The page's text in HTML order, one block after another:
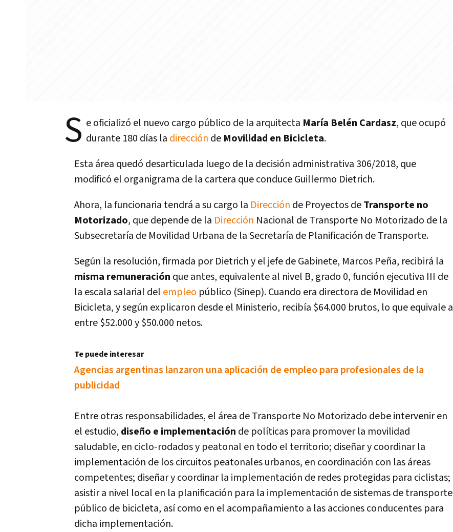
S e oficializó el nuevo cargo público de la arquitecta Marí­a Belén Cardasz, que ocupó
durante 180 dí­as la dirección de Movilidad en Bicicleta.
Esta área quedó desarticulada luego de la decisión administrativa 306/2018, que
modificó el organigrama de la cartera que conduce Guillermo Dietrich.
Ahora, la funcionaria tendrá a su cargo la Dirección de Proyectos deTransporte no
Motorizado, que depende de la Dirección Nacional de Transporte No Motorizado de la
Subsecretarí­a de Movilidad Urbana de la Secretarí­a de Planificación de Transporte.
Según la resolución, firmada por Dietrich y el jefe de Gabinete, Marcos Peña, recibirá la
misma remuneración que antes, equivalente al nivel B, grado 0, función ejecutiva III de
la escala salarial del empleo público (Sinep). Cuando era directora de Movilidad en
Bicicleta, y según explicaron desde el Ministerio, recibí­a $64.000 brutos, lo que equivale a
entre $52.000 y $50.000 netos.
Te puede interesar
Agencias argentinas lanzaron una aplicación de empleo para profesionales de la
publicidad
Entre otras responsabilidades, el área de Transporte No Motorizado debe intervenir en
el estudio, diseño e implementación de polí­ticas para promover la movilidad
saludable, en ciclo-rodados y peatonal en todo el territorio; diseñar y coordinar la
implementación de los circuitos peatonales urbanos, en coordinación con las áreas
competentes; diseñar y coordinar la implementación de redes protegidas para ciclistas;
asistir a nivel local en la planificación para la implementación de sistemas de transporte
público de bicicleta, así­ como en el acompañamiento a las acciones conducentes para
dicha implementación.